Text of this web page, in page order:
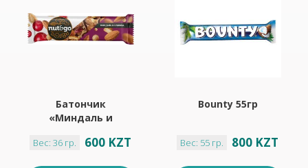
Батончик
«Миндаль и
36 г
Вес: 36 гр. 600 KZT
Bounty 55гр
Вес: 55 гр. 800 KZT